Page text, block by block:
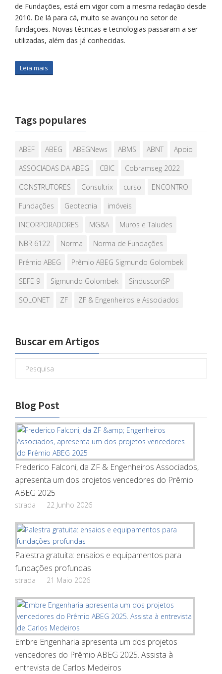
de Fundações, está em vigor com a mesma redação desde
2010. De lá para cá, muito se avançou no setor de
fundações. Novas técnicas e tecnologias passaram a ser
utilizadas, além das já conhecidas.
Leia mais
Tags populares
ABEF ABEG ABEGNews ABMS ABNT
Apoio
ASSOCIADAS DA ABEG
CBIC
Cobramseg 2022
CONSTRUTORES
Consultrix curso
ENCONTRO
Fundações
Geotecnia
imóveis
INCORPORADORES
MG&A
Muros e Taludes
NBR 6122
Norma
Norma de Fundações
Prêmio ABEG
Prêmio ABEG Sigmundo Golombek
SEFE 9
Sigmundo Golombek
SindusconSP
SOLONET
ZF ZF & Engenheiros e Associados
Buscar em Artigos
Blog Post
Frederico Falconi, da ZF & Engenheiros Associados,
apresenta um dos projetos vencedores do Prêmio
ABEG 2025
strada 22 Junho 2026
Palestra gratuita: ensaios e equipamentos para
fundações profundas
strada 21 Maio 2026
Embre Engenharia apresenta um dos projetos
vencedores do Prêmio ABEG 2025. Assista à
entrevista de Carlos Medeiros